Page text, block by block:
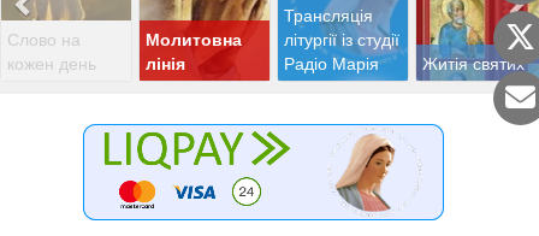
Слово на
кожен день
Молитовна
лінія
Трансляція
літургії із студії
Радіо Марія
Житія святих